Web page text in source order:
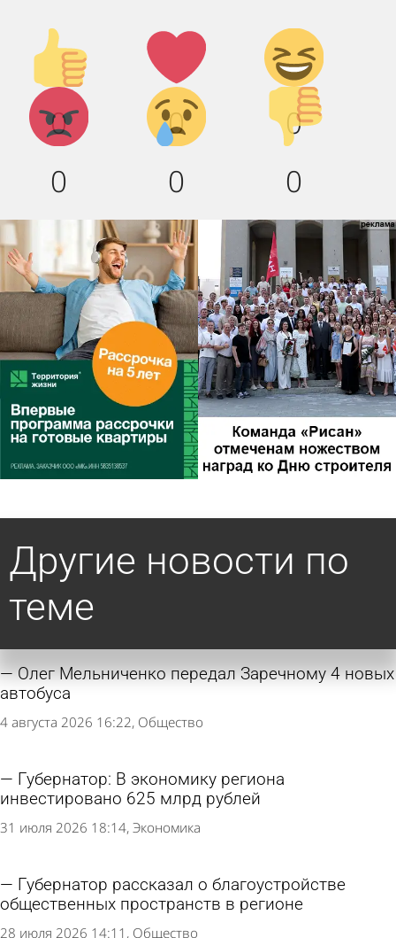
Палец
вверх!
0
Лайк!
0
Дикий
смех!
0
Агрессия!
0
Грусть
:(
0
Палец
вниз!
0
Другие новости по
теме
Олег Мельниченко передал Заречному 4 новых
автобуса
4 августа 2026 16:22 Общество
Губернатор: В экономику региона
инвестировано 625 млрд рублей
31 июля 2026 18:14 Экономика
Губернатор рассказал о благоустройстве
общественных пространств в регионе
28 июля 2026 14:11 Общество